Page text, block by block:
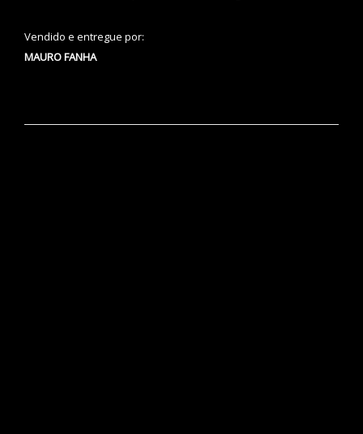
Vendido e entregue por:
MAURO FANHA